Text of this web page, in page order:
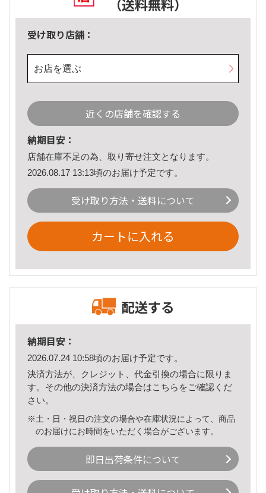
（送料無料）
受け取り店舗：
お店を選ぶ
近くの店舗を確認する
納期目安：
店舗在庫不足の為、取り寄せ注文となります。
2026.08.17 13:13頃のお届け予定です。
受け取り方法・送料について
カートに入れる
配送する
納期目安：
2026.07.24 10:58頃のお届け予定です。
決済方法が、クレジット、代金引換の場合に限りま
す。その他の決済方法の場合はこちら をご確認くだ
さい。
※土・日・祝日の注文の場合や在庫状況によって、商品
のお届けにお時間をいただく場合がございます。
即日出荷条件について